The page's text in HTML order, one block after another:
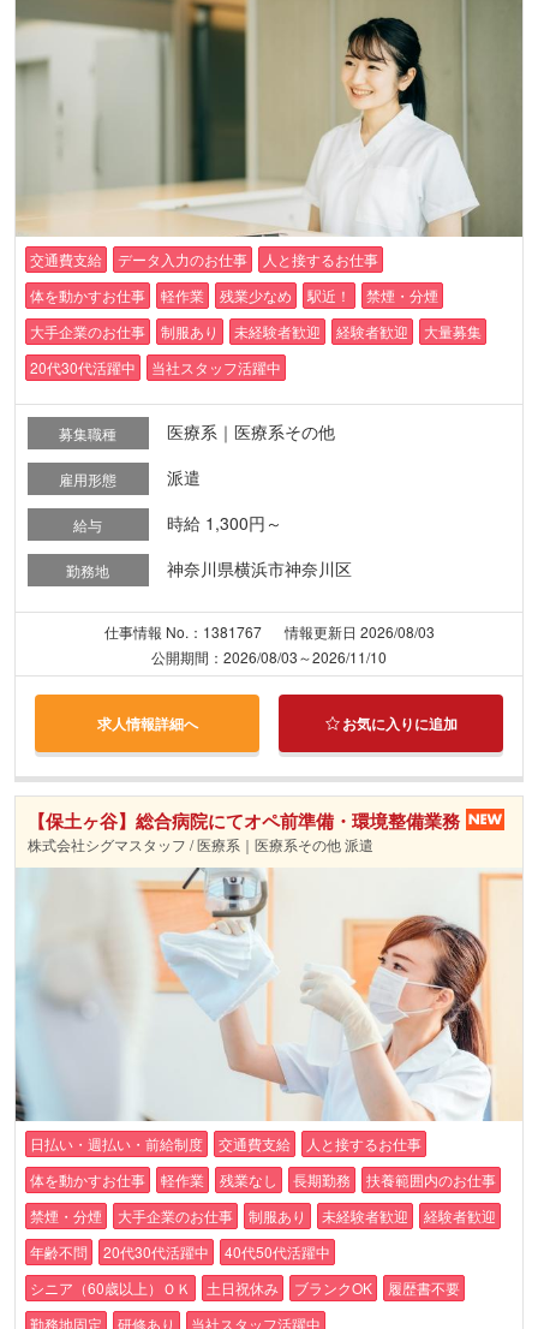
交通費支給 データ入力のお仕事
人と接するお仕事
体を動かすお仕事
軽作業 残業少なめ 駅近！
禁煙・分煙
大手企業のお仕事
制服あり 未経験者歓迎 経験者歓迎
大量募集
20代30代活躍中
当社スタッフ活躍中
募集職種 医療系｜医療系その他
雇用形態 派遣
給与 時給 1,300円～
勤務地 神奈川県横浜市神奈川区
仕事情報 No.：1381767
情報更新日 2026/08/03
公開期間：2026/08/03～2026/11/10
求人情報詳細へ お気に入りに追加
【保土ヶ谷】総合病院にてオペ前準備・環境整備業務
株式会社シグマスタッフ / 医療系｜医療系その他 派遣
日払い・週払い・前給制度 交通費支給
人と接するお仕事
体を動かすお仕事
軽作業 残業なし 長期勤務
扶養範囲内のお仕事
禁煙・分煙
大手企業のお仕事 制服あり 未経験者歓迎
経験者歓迎
年齢不問
20代30代活躍中
40代50代活躍中
シニア（60歳以上）ＯＫ
土日祝休み ブランクOK
履歴書不要
勤務地固定
研修あり 当社スタッフ活躍中